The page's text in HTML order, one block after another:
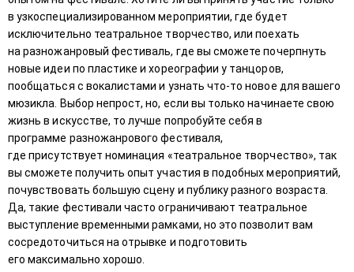
в узкоспециализированном мероприятии, где будет
исключительно театральное творчество, или поехать
на разножанровый фестиваль, где вы сможете почерпнуть
новые идеи по пластике и хореографии у танцоров,
пообщаться с вокалистами и узнать что-то новое для вашего
мюзикла. Выбор непрост, но, если вы только начинаете свою
жизнь в искусстве, то лучше попробуйте себя в
программе разножанрового фестиваля,
где присутствует номинация «театральное творчество», так
вы сможете получить опыт участия в подобных мероприятий,
почувствовать большую сцену и публику разного возраста.
Да, такие фестивали часто ограничивают театральное
выступление временными рамками, но это позволит вам
сосредоточиться на отрывке и подготовить
его максимально хорошо.